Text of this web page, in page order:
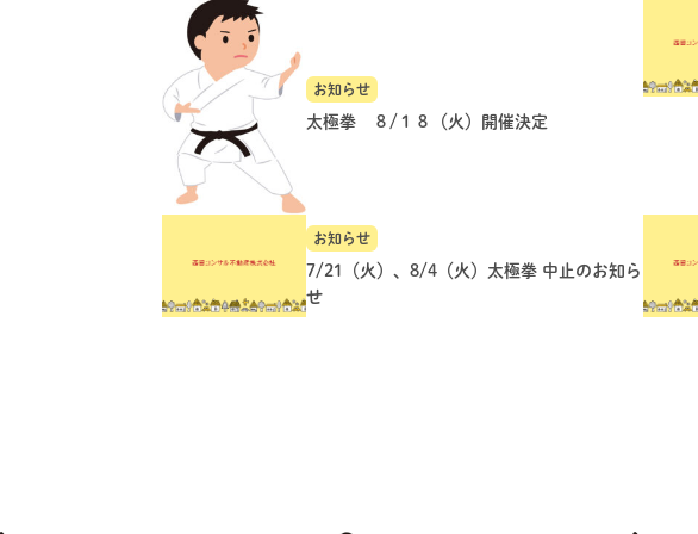
お知らせ
太極拳 ８/１８（火）開催決定
お知らせ
7/21（火）、8/4（火）太極拳 中止のお知ら
せ